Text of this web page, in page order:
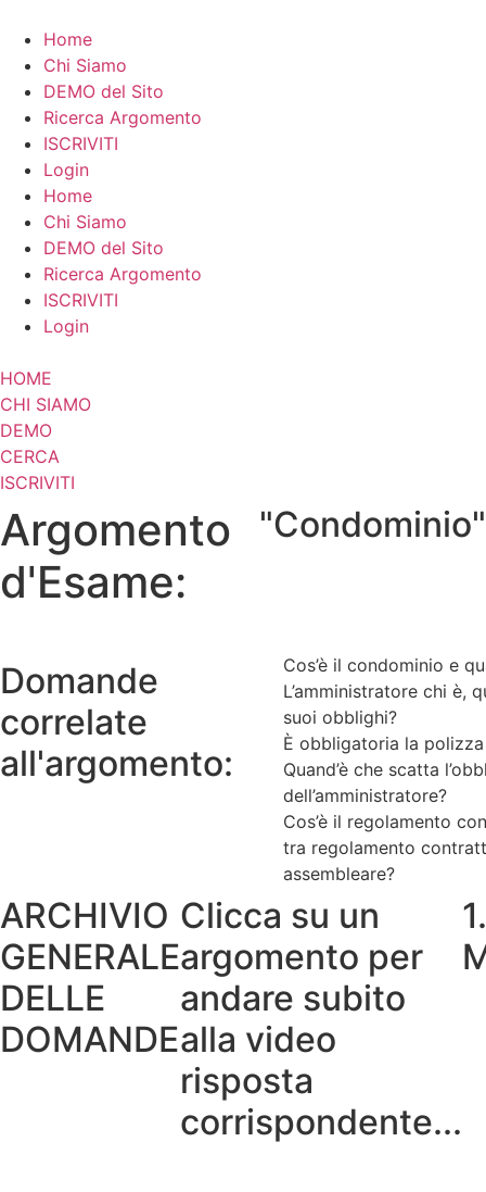
contenuto
Home
Chi Siamo
DEMO del Sito
Ricerca Argomento
ISCRIVITI
Login
Home
Chi Siamo
DEMO del Sito
Ricerca Argomento
ISCRIVITI
Login
HOME
CHI SIAMO
DEMO
CERCA
ISCRIVITI
Argomento
d'Esame:
"Condominio"
Domande
correlate
all'argomento:
Cos’è il condominio e
L’amministratore chi è,
suoi obblighi?
È obbligatoria la
Quand’è che scatta
dell’amministratore?
Cos’è il regolamento
tra regolamento
assembleare?
ARCHIVIO
GENERALE
DELLE
DOMANDE
Clicca su un
argomento per
andare subito
alla video
risposta
corrispondente...